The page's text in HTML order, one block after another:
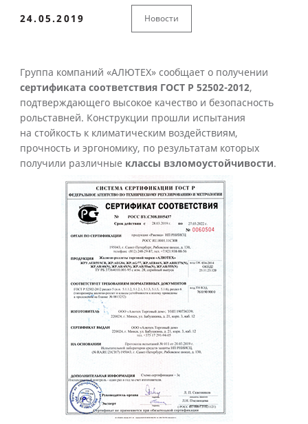
24.05.2019 Новости
Группа компаний «АЛЮТЕХ» сообщает о получении
сертификата соответствия ГОСТ Р 52502-2012,
подтверждающего высокое качество и безопасность
рольставней. Конструкции прошли испытания
на стойкость к климатическим воздействиям,
прочность и эргономику, по результатам которых
получили различные классы взломоустойчивости.